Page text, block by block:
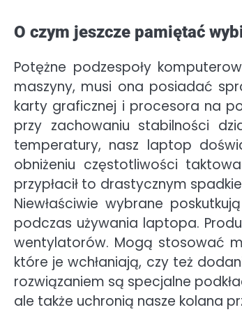
O czym jeszcze pamiętać
Potężne podzespoły
maszyny, musi ona posiadać
karty graficznej i procesora na
przy zachowaniu stabilności
temperatury, nasz laptop
obniżeniu częstotliwości
przypłacił to drastycznym
Niewłaściwie wybrane
podczas używania laptopa.
wentylatorów. Mogą stosować
które je wchłaniają, czy też
rozwiązaniem są specjalne
ale także uchronią nasze kolana